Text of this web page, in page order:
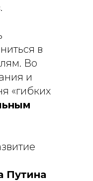
в
Во
и
«гибких
Путина